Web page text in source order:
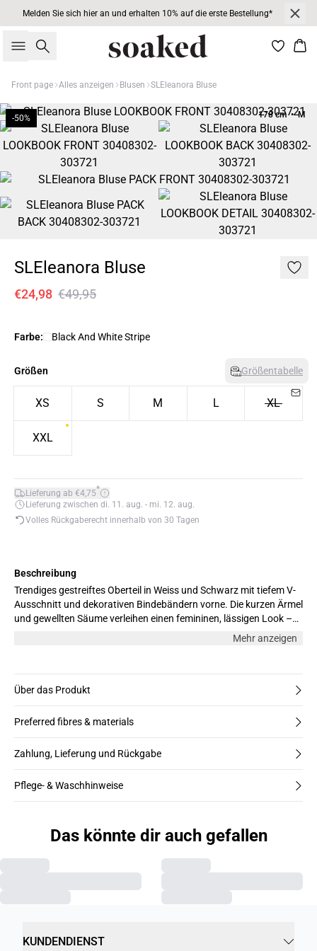
Melden Sie sich hier an und erhalten 10% auf die erste Bestellung*
Suche
Front page Alles anzeigen Blusen SLEleanora Bluse
178 cm • M
-50%
SLEleanora Bluse
€24,98 €49,95
Farbe: Black And White Stripe
Größen Größentabelle
XS S M L XL
XXL
Lieferung ab €4,75*
Lieferung zwischen di. 11. aug. - mi. 12. aug.
Volles Rückgaberecht innerhalb von 30 Tagen
Beschreibung
Trendiges gestreiftes Oberteil in Weiss und Schwarz mit tiefem V-
Ausschnitt und dekorativen Bindebändern vorne. Die kurzen Ärmel
und gewellten Säume verleihen einen femininen, lässigen Look –
ideal für warme Sommertage. Model trägt Größe M.Mehr anzeigen
Über das Produkt
Preferred fibres & materials
Zahlung, Lieferung und Rückgabe
Pflege- & Waschhinweise
Das könnte dir auch gefallen
KUNDENDIENST